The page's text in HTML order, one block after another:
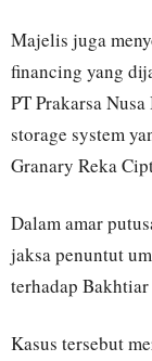
Majelis juga
financing yang
PT Prakarsa
storage system
Granary Reka
Dalam amar
jaksa penuntut
terhadap
Kasus tersebut